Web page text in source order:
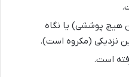
هیچ پوششی) یا نگاه
نزدیکی (مکروه است).
است.